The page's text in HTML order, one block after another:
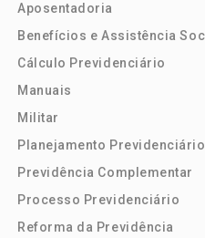
Aposentadoria
Cálculo Previdenciário
Manuais
Militar
Planejamento Previdenciário
Previdência Complementar
Processo Previdenciário
Reforma da Previdência